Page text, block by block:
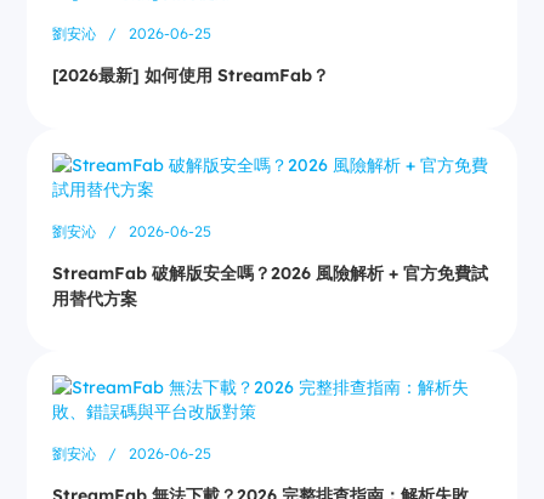
劉安沁 / 2026-06-25
[2026最新] 如何使用 StreamFab？
劉安沁 / 2026-06-25
StreamFab 破解版安全嗎？2026 風險解析 + 官方免費試
用替代方案
劉安沁 / 2026-06-25